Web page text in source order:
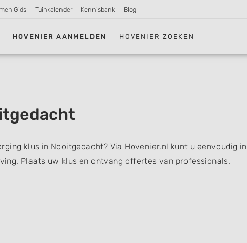
Gids Tuinkalender Kennisbank Blog
HOVENIER AANMELDEN HOVENIER ZOEKEN
klus in Nooitgedacht? Via Hovenier.nl kunt u eenvoudig in
Plaats uw klus en ontvang offertes van professionals.